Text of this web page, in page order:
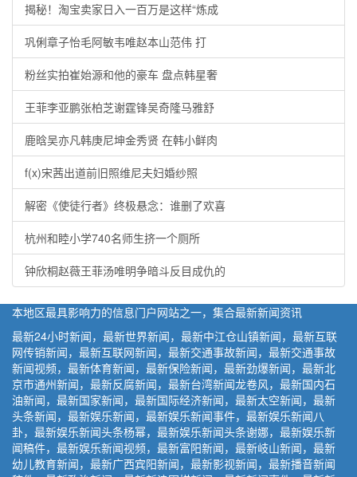
揭秘！淘宝卖家日入一百万是这样“炼成
巩俐章子怡毛阿敏韦唯赵本山范伟 打
粉丝实拍崔始源和他的豪车 盘点韩星奢
王菲李亚鹏张柏芝谢霆锋吴奇隆马雅舒
鹿晗吴亦凡韩庚尼坤金秀贤 在韩小鲜肉
f(x)宋茜出道前旧照维尼夫妇婚纱照
解密《使徒行者》终极悬念：谁删了欢喜
杭州和睦小学740名师生挤一个厕所
钟欣桐赵薇王菲汤唯明争暗斗反目成仇的
本地区最具影响力的信息门户网站之一，集合最新新闻资讯
最新24小时新闻，最新世界新闻，最新中江仓山镇新闻，最新互联
网传销新闻，最新互联网新闻，最新交通事故新闻，最新交通事故
新闻视频，最新体育新闻，最新保险新闻，最新劲爆新闻，最新北
京市通州新闻，最新反腐新闻，最新台湾新闻龙卷风，最新国内石
油新闻，最新国家新闻，最新国际经济新闻，最新太空新闻，最新
头条新闻，最新娱乐新闻，最新娱乐新闻事件，最新娱乐新闻八
卦，最新娱乐新闻头条杨幂，最新娱乐新闻头条谢娜，最新娱乐新
闻稿件，最新娱乐新闻视频，最新富阳新闻，最新岐山新闻，最新
幼儿教育新闻，最新广西宾阳新闻，最新影视新闻，最新播音新闻